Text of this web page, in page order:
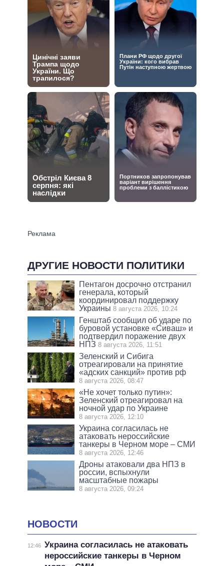
ДРУГИЕ НОВОСТИ ПОЛИТИКИ
Пентагон досрочно отстранил
генерала, который
координировал поддержку
Украины 8 августа 2026, 10:24
Генштаб сообщил об ударе по
буровой установке «Сиваш» и
подтвердил поражение двух
НПЗ 8 августа 2026, 11:51
Зеленский и Сибига
отреагировали на принятие
«адских санкций» против рф
8 августа 2026, 08:47
«Не хочет только путин»:
Зеленский отреагировал на
ночной удар по Украине
8 августа 2026, 12:10
Украина согласилась не
атаковать нероссийские
танкеры в Черном море – СМИ
8 августа 2026, 12:46
Дроны атаковали два НПЗ в
россии, вспыхнули
масштабные пожары
8 августа 2026, 09:24
НОВОСТИ
12:46 Украина согласилась не атаковать
нероссийские танкеры в Черном